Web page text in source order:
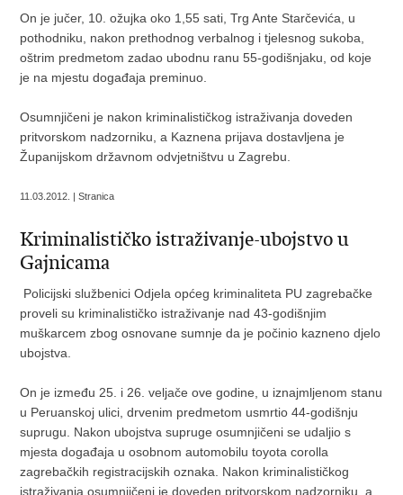
On je jučer, 10. ožujka oko 1,55 sati, Trg Ante Starčevića, u
pothodniku, nakon prethodnog verbalnog i tjelesnog sukoba,
oštrim predmetom zadao ubodnu ranu 55-godišnjaku, od koje
je na mjestu događaja preminuo.
Osumnjičeni je nakon kriminalističkog istraživanja doveden
pritvorskom nadzorniku, a Kaznena prijava dostavljena je
Županijskom državnom odvjetništvu u Zagrebu.
11.03.2012. | Stranica
Kriminalističko istraživanje-ubojstvo u
Gajnicama
Policijski službenici Odjela općeg kriminaliteta PU zagrebačke
proveli su kriminalističko istraživanje nad 43-godišnjim
muškarcem zbog osnovane sumnje da je počinio kazneno djelo
ubojstva.
On je između 25. i 26. veljače ove godine, u iznajmljenom stanu
u Peruanskoj ulici, drvenim predmetom usmrtio 44-godišnju
suprugu. Nakon ubojstva supruge osumnjičeni se udaljio s
mjesta događaja u osobnom automobilu toyota corolla
zagrebačkih registracijskih oznaka. Nakon kriminalističkog
istraživanja osumnjičeni je doveden pritvorskom nadzorniku, a